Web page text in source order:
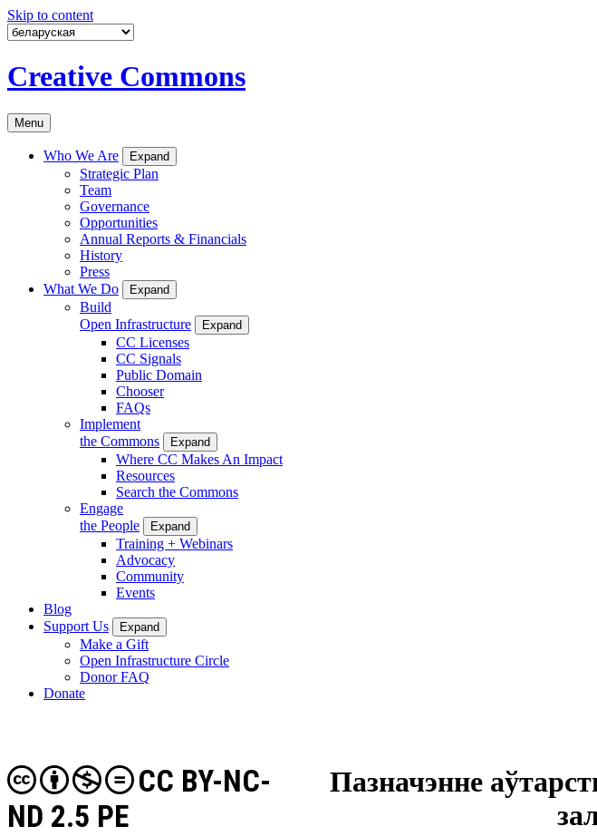
Skip to content
Creative Commons
Menu
Who We Are Expand
Strategic Plan
Team
Governance
Opportunities
Annual Reports & Financials
History
Press
What We Do
Expand
Build
Open Infrastructure
Expand
CC Licenses
CC Signals
Public Domain
Chooser
FAQs
Implement
the Commons
Expand
Where CC Makes An Impact
Resources
Search the Commons
Engage
the People
Expand
Training + Webinars
Advocacy
Community
Events
Blog
Support Us
Expand
Make a Gift
Open Infrastructure Circle
Donor FAQ
Donate
Пазначэнне
CC BY-NC-
ND 2.5 PE